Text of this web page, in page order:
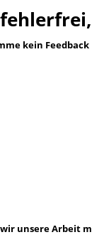
kein Feedback
unsere Arbeit